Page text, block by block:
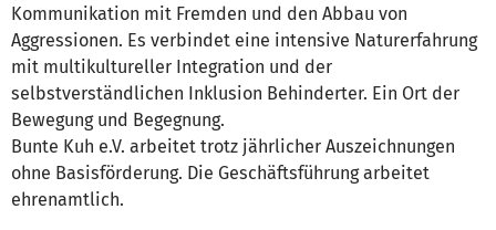
Kommunikation mit Fremden und den Abbau von
Aggressionen. Es verbindet eine intensive Naturerfahrung
mit multikultureller Integration und der
selbstverständlichen Inklusion Behinderter. Ein Ort der
Bewegung und Begegnung.
Bunte Kuh e.V. arbeitet trotz jährlicher Auszeichnungen
ohne Basisförderung. Die Geschäftsführung arbeitet
ehrenamtlich.